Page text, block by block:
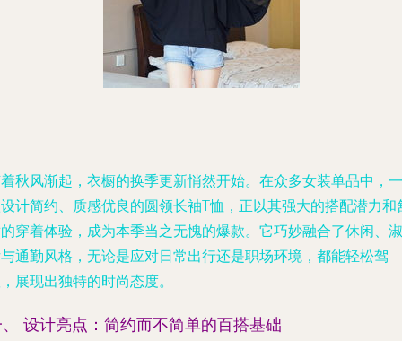
秋风渐起，衣橱的换季更新悄然开始。在众多女装单品中，一
计简约、质感优良的圆领长袖T恤，正以其强大的搭配潜力和
穿着体验，成为本季当之无愧的爆款。它巧妙融合了休闲、淑
通勤风格，无论是应对日常出行还是职场环境，都能轻松驾
展现出独特的时尚态度。
设计亮点：简约而不简单的百搭基础